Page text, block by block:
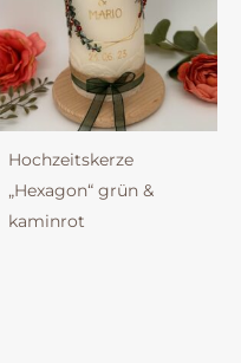
Hochzeitskerze
„Hexagon“ grün &
kaminrot